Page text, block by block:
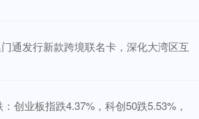
通发行新款跨境联名卡，深化大湾区互
创业板指跌4.37%，科创50跌5.53%，